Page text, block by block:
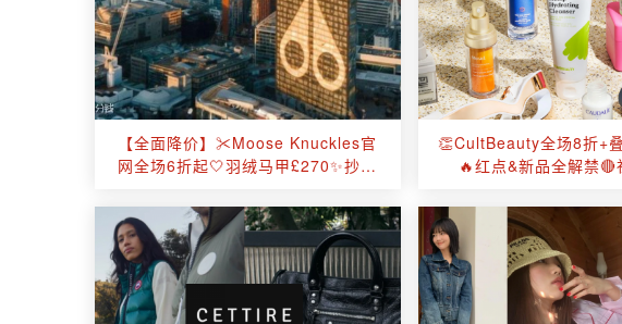
【全面降价】✂️Moose Knuckles官
网全场6折起🤍羽绒马甲£270✨抄底
👏CultBeauty全场8折+
🔥红点&新品全解禁🔴